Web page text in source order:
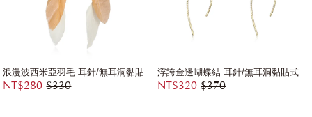
浪漫波西米亞羽毛 耳針/無耳洞黏貼式耳環
NT$280 $330
浮誇金邊蝴蝶結 耳針/無耳洞黏貼式耳環
NT$320 $370